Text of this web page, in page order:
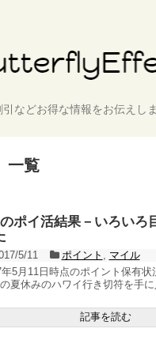
などお得な情報をお伝えし
一覧
ポイ活結果－いろいろ
5/11 ポイント
マイル
年5月11日時点のポイント保有状
夏休みのハワイ行き切符を手
記事を読む